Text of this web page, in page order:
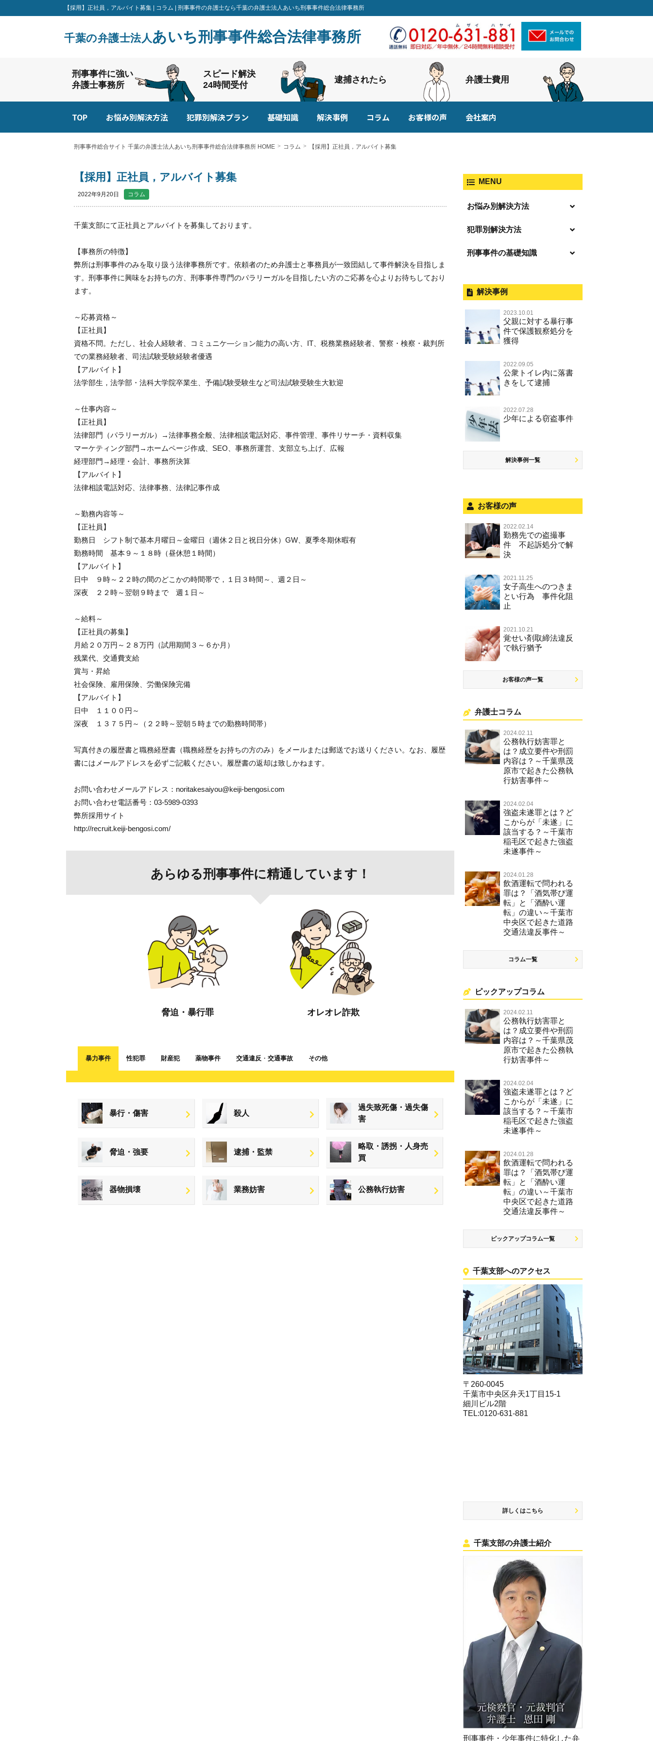
【採用】正社員，アルバイト募集 | コラム | 刑事事件の弁護士なら千葉の弁護士法人あいち刑事事件総合法律事務所
千葉の弁護士法人あいち刑事事件総合法律事務所
刑事事件に強い
弁護士事務所
スピード解決
24時間受付
逮捕されたら 弁護士費用
TOP お悩み別解決方法 犯罪別解決プラン 基礎知識 解決事例 コラム お客様の声 会社案内
刑事事件総合サイト 千葉の弁護士法人あいち刑事事件総合法律事務所 HOME コラム 【採用】正社員，アルバイト募集
【採用】正社員，アルバイト募集
2022年9月20日 コラム
千葉支部にて正社員とアルバイトを募集しております。
【事務所の特徴】
弊所は刑事事件のみを取り扱う法律事務所です。依頼者のため弁護士と事務員が一致団結して事件解決を目指しま
す。刑事事件に興味をお持ちの方、刑事事件専門のパラリーガルを目指したい方のご応募を心よりお待ちしており
ます。
～応募資格～
【正社員】
資格不問。ただし、社会人経験者、コミュニケ―ション能力の高い方、IT、税務業務経験者、警察・検察・裁判所
での業務経験者、司法試験受験経験者優遇
【アルバイト】
法学部生，法学部・法科大学院卒業生、予備試験受験生など司法試験受験生大歓迎
～仕事内容～
【正社員】
法律部門（パラリーガル）→法律事務全般、法律相談電話対応、事件管理、事件リサーチ・資料収集
マーケティング部門→ホームページ作成、SEO、事務所運営、支部立ち上げ、広報
経理部門→経理・会計、事務所決算
【アルバイト】
法律相談電話対応、法律事務、法律記事作成
～勤務内容等～
【正社員】
勤務日 シフト制で基本月曜日～金曜日（週休２日と祝日分休）GW、夏季冬期休暇有
勤務時間 基本９～１８時（昼休憩１時間）
【アルバイト】
日中 ９時～２２時の間のどこかの時間帯で，１日３時間～、週２日～
深夜 ２２時～翌朝９時まで 週１日～
～給料～
【正社員の募集】
月給２０万円～２８万円（試用期間３～６か月）
残業代、交通費支給
賞与・昇給
社会保険、雇用保険、労働保険完備
【アルバイト】
日中 １１００円～
深夜 １３７５円～（２２時～翌朝５時までの勤務時間帯）
写真付きの履歴書と職務経歴書（職務経歴をお持ちの方のみ）をメールまたは郵送でお送りください。なお、履歴
書にはメールアドレスを必ずご記載ください。履歴書の返却は致しかねます。
お問い合わせメールアドレス：noritakesaiyou@keiji-bengosi.com
お問い合わせ電話番号：03-5989-0393
弊所採用サイト
http://recruit.keiji-bengosi.com/
あらゆる刑事事件に精通しています！
脅迫・暴行罪 オレオレ詐欺
暴力事件 性犯罪 財産犯 薬物事件 交通違反 ・ 交通事故 その他
暴行・傷害 殺人
過失致死傷・過失傷
害
脅迫・強要 逮捕・監禁
略取・誘拐・人身売
買
器物損壊 業務妨害 公務執行妨害
MENU
お悩み別解決方法
逮捕の不安や悩み
無実・無罪を証明してほしい
示談で解決してほしい
執行猶予にしてほしい
事件のことを秘密にしたい
被害届・告訴・告発されたら
自首・出頭したい
犯罪別解決方法
事件別－暴力事件
過失致死・過失傷害
器物損壊
脅迫・強要
業務妨害罪
公務執行妨害罪
殺人
暴行・傷害
略取・誘拐・人身売買
性犯罪 TOP
淫行・援助交際（児童買春、淫行
条例、児童福祉法違反）
不同意性交等罪（旧 強制性交等
交等罪
不同意わいせつ（旧 強制わいせ
つ，準強制わいせつ）
公然わいせつ罪，わいせつ物頒布
等罪，淫行勧誘罪
児童ポルノ リベンジポルノ
事件別－財産犯
財産犯 TOP
横領 背任
電子計算機使用詐欺等）
強盗罪
知的財産と刑事事件
恐喝
事件別－薬物事件
薬物事件 TOP
覚せい剤
危険ドラッグ
大麻
麻薬及び向精神薬
事件別－交通違反・交通事故
交通違反・交通事故 TOP
交通事故 交通違反と刑事事件
人身事故・死亡事故
無免許運転
その他 TOP
児童虐待・保護責任者遺棄
住居侵入等
銃刀法違反
不正競争防止法
風営法・風適法違反
文書偽造・偽造文書行使
放火・失火
名誉棄損罪・侮辱
刑事事件の基礎知識
刑事裁判の概要・手続
公務員の逮捕・刑事事件
控訴・上告
国選弁護士と私選弁護士の違い
裁判員裁判
司法取引・刑事免責
少年事件の手続と特色
少年事件の処分
被害者対応
被害届・告訴・告発の不安や悩み
員逮捕，予防法務等）
解決事例
2023.10.01
父親に対する暴行事
件で保護観察処分を
獲得
2022.09.05
公衆トイレ内に落書
きをして逮捕
2022.07.28
少年による窃盗事件
解決事例一覧
お客様の声
2022.02.14
勤務先での盗撮事
件 不起訴処分で解
決
2021.11.25
女子高生へのつきま
とい行為 事件化阻
止
2021.10.21
覚せい剤取締法違反
で執行猶予
お客様の声一覧
弁護士コラム
2024.02.11
公務執行妨害罪と
は？成立要件や刑罰
内容は？～千葉県茂
原市で起きた公務執
行妨害事件～
2024.02.04
強盗未遂罪とは？ど
こからが「未遂」に
該当する？～千葉市
稲毛区で起きた強盗
未遂事件～
2024.01.28
飲酒運転で問われる
罪は？「酒気帯び運
転」と「酒酔い運
転」の違い～千葉市
中央区で起きた道路
交通法違反事件～
コラム一覧
ピックアップコラム
2024.02.11
公務執行妨害罪と
は？成立要件や刑罰
内容は？～千葉県茂
原市で起きた公務執
行妨害事件～
2024.02.04
強盗未遂罪とは？ど
こからが「未遂」に
該当する？～千葉市
稲毛区で起きた強盗
未遂事件～
2024.01.28
飲酒運転で問われる
罪は？「酒気帯び運
転」と「酒酔い運
転」の違い～千葉市
中央区で起きた道路
交通法違反事件～
ピックアップコラム一覧
千葉支部へのアクセス
〒260-0045
千葉市中央区弁天1丁目15-1
細川ビル2階
TEL:0120-631-881
詳しくはこちら
千葉支部の弁護士紹介
刑事事件・少年事件に特化した弁